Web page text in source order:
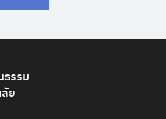
รรม
ย